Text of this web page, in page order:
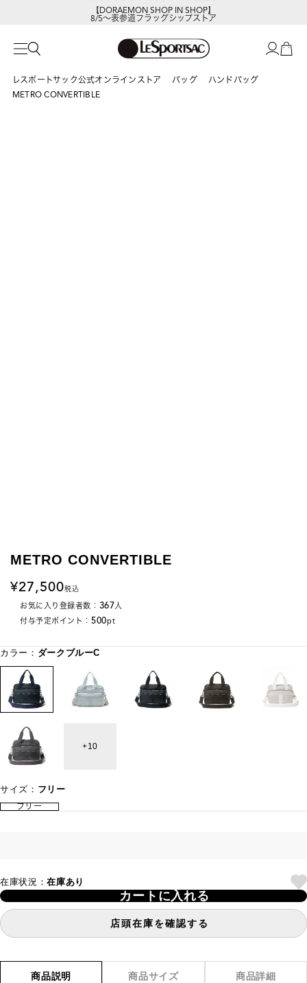
【DORAEMON SHOP IN SHOP】
8/5～表参道フラッグシップストア
レスポートサック公式オンラインストア バッグ
ハンドバッグ
METRO CONVERTIBLE
METRO CONVERTIBLE
27,500税込
お気に入り登録者数： 367人
付与予定ポイント： 500pt
カラー： ダークブルーC
10
サイズ： フリー
フリー
在庫状況：在庫あり
カートに入れる
店頭在庫を確認する
商品説明 商品サイズ 商品詳細